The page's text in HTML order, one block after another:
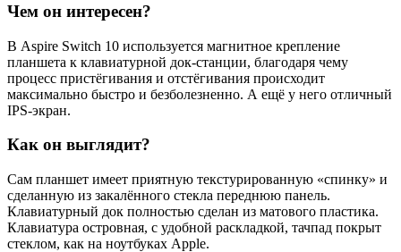
Чем он интересен?
В Aspire Switch 10 используется магнитное крепление
планшета к клавиатурной док-станции, благодаря чему
процесс пристёгивания и отстёгивания происходит
максимально быстро и безболезненно. А ещё у него отличный
IPS-экран.
Как он выглядит?
Сам планшет имеет приятную текстурированную «спинку» и
сделанную из закалённого стекла переднюю панель.
Клавиатурный док полностью сделан из матового пластика.
Клавиатура островная, с удобной раскладкой, тачпад покрыт
стеклом, как на ноутбуках Apple.